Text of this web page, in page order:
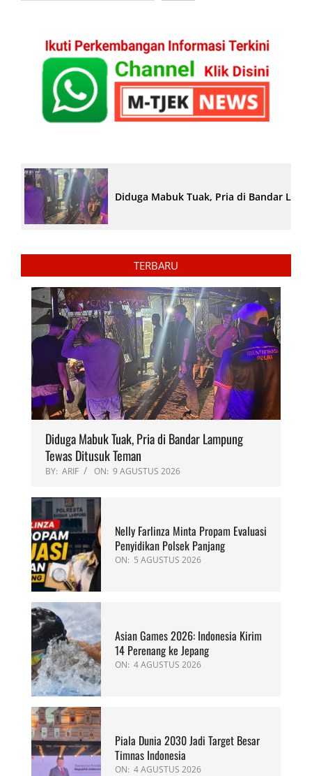
Diduga Mabuk Tuak, Pria di Bandar
TERBARU
Diduga Mabuk Tuak, Pria di Bandar Lampung
Tewas Ditusuk Teman
BY: ARIF ON: 9 AGUSTUS 2026
Nelly Farlinza Minta Propam Evaluasi
Penyidikan Polsek Panjang
ON: 5 AGUSTUS 2026
Asian Games 2026: Indonesia Kirim
14 Perenang ke Jepang
ON: 4 AGUSTUS 2026
Piala Dunia 2030 Jadi Target Besar
Timnas Indonesia
ON: 4 AGUSTUS 2026